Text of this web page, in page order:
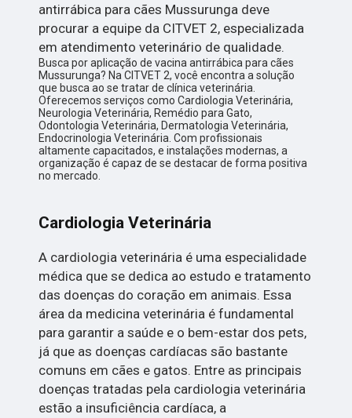
antirrábica para cães Mussurunga deve
procurar a equipe da CITVET 2, especializada
em atendimento veterinário de qualidade.
Busca por aplicação de vacina antirrábica para cães
Mussurunga? Na CITVET 2, você encontra a solução
que busca ao se tratar de clínica veterinária.
Oferecemos serviços como Cardiologia Veterinária,
Neurologia Veterinária, Remédio para Gato,
Odontologia Veterinária, Dermatologia Veterinária,
Endocrinologia Veterinária. Com profissionais
altamente capacitados, e instalações modernas, a
organização é capaz de se destacar de forma positiva
no mercado.
Cardiologia Veterinária
A cardiologia veterinária é uma especialidade
médica que se dedica ao estudo e tratamento
das doenças do coração em animais. Essa
área da medicina veterinária é fundamental
para garantir a saúde e o bem-estar dos pets,
já que as doenças cardíacas são bastante
comuns em cães e gatos. Entre as principais
doenças tratadas pela cardiologia veterinária
estão a insuficiência cardíaca, a